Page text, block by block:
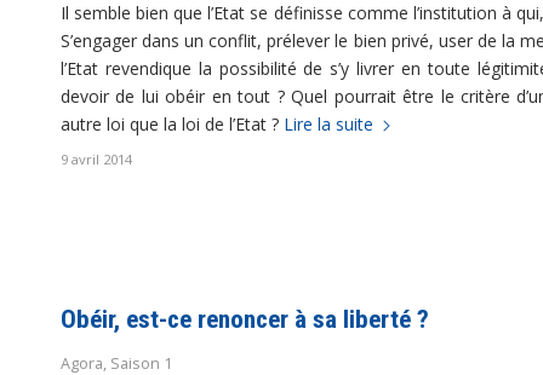
Il semble bien que l’Etat se définisse comme l’institution à
S’engager dans un conflit, prélever le bien privé, user de la
l’Etat revendique la possibilité de s’y livrer en toute
devoir de lui obéir en tout ? Quel pourrait être le critère
autre loi que la loi de l’Etat ? Lire la suite
9 avril 2014
Obéir, est-ce renoncer à sa liberté ?
Agora, Saison 1